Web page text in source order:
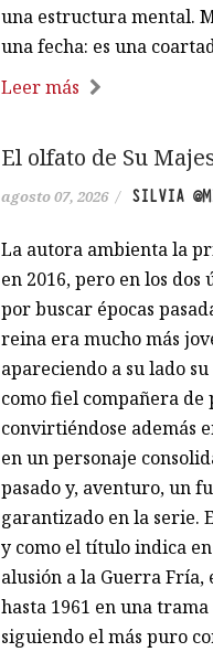
una estructura mental.
una fecha: es una
Leer más
El olfato de Su
agosto 07, 2026 / SILVIA
La autora ambienta la
en 2016, pero en los dos
por buscar épocas
reina era mucho más
apareciendo a su lado
como fiel compañera de
convirtiéndose además
en un personaje
pasado y, aventuro, un
garantizado en la serie.
y como el título indica
alusión a la Guerra
hasta 1961 en una
siguiendo el más puro